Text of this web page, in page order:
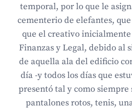
temporal, por lo que le
cementerio de elefantes,
que el creativo
Finanzas y Legal, debido al
de aquella ala del edificio
día -y todos los días que
presentó tal y como siempre
pantalones rotos, tenis,